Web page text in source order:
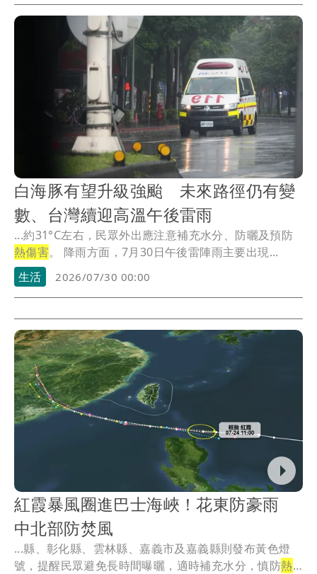
白海豚有望升級強颱 未來路徑仍有變
數、台灣續迎高溫午後雷雨
...約31°C左右，民眾外出應注意補充水分、防曬及預防
熱傷害
。 降雨方面，7月30日午後雷陣雨主要出現...
生活
2026/07/30 00:00
紅霞暴風圈進巴士海峽！花東防豪雨
中北部防焚風
...縣、彰化縣、雲林縣、嘉義市及嘉義縣則發布黃色燈
號，提醒民眾避免長時間曝曬，適時補充水分，慎防熱